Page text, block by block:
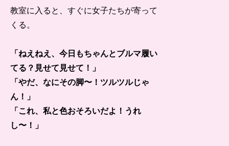
教室に入ると、すぐに女子たちが寄って
くる。
「ねえねえ、今日もちゃんとブルマ履い
てる？見せて見せて！」
「やだ、なにその脚〜！ツルツルじゃ
ん！」
「これ、私と色おそろいだよ！うれ
し〜！」